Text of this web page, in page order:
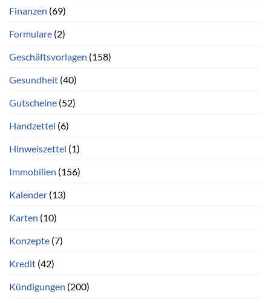
Finanzen (69)
Formulare (2)
Geschäftsvorlagen (158)
Gesundheit (40)
Gutscheine (52)
Handzettel (6)
Hinweiszettel (1)
Immobilien (156)
Kalender (13)
Karten (10)
Konzepte (7)
Kredit (42)
Kündigungen (200)